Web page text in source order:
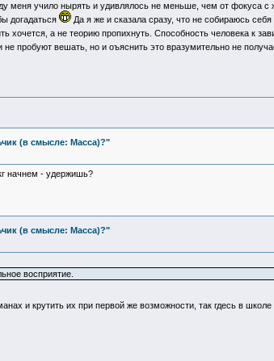
меня учило нырять и удивлялось не меньше, чем от фокуса с
догадаться
Да я же и сказала сразу, что не собираюсь себя
хочется, а не теорию пропихнуть. Способность человека к
пробуют вешать, но и оъяснить это вразумительно не
(в смысле: Масса)?"
начнем - удержишь?
(в смысле: Масса)?"
восприятие.
и крутить их при первой же возможности, так гдесь в